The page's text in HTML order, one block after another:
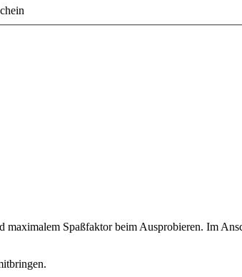
Spaßfaktor beim Ausprobieren. Im